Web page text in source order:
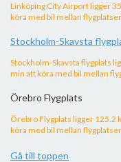
Linköping City Airport ligger
köra med bil mellan
Stockholm-Skavsta
Stockholm-Skavsta flygplats
min att köra med bil mellan
Örebro Flygplats
Örebro Flygplats ligger 125.2
köra med bil mellan
Gå till toppen